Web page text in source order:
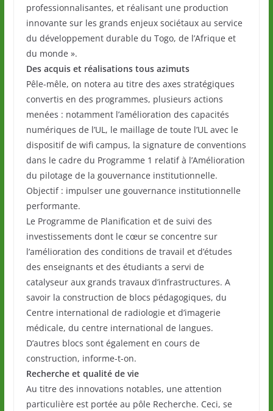
professionnalisantes, et réalisant une production
innovante sur les grands enjeux sociétaux au service
du développement durable du Togo, de l’Afrique et
du monde ».
Des acquis et réalisations tous azimuts
Pêle-mêle, on notera au titre des axes stratégiques
convertis en des programmes, plusieurs actions
menées : notamment l’amélioration des capacités
numériques de l’UL, le maillage de toute l’UL avec le
dispositif de wifi campus, la signature de conventions
dans le cadre du Programme 1 relatif à l’Amélioration
du pilotage de la gouvernance institutionnelle.
Objectif : impulser une gouvernance institutionnelle
performante.
Le Programme de Planification et de suivi des
investissements dont le cœur se concentre sur
l’amélioration des conditions de travail et d’études
des enseignants et des étudiants a servi de
catalyseur aux grands travaux d’infrastructures. A
savoir la construction de blocs pédagogiques, du
Centre international de radiologie et d’imagerie
médicale, du centre international de langues.
D’autres blocs sont également en cours de
construction, informe-t-on.
Recherche et qualité de vie
Au titre des innovations notables, une attention
particulière est portée au pôle Recherche. Ceci, se